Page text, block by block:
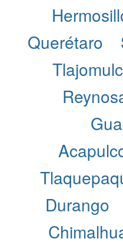
Querétaro
Durango